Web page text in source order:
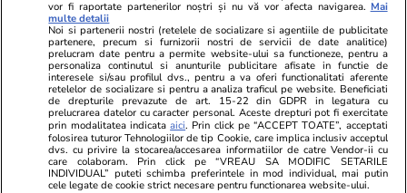
Citește mai multe
TRENDING
Horoscop 21:50
Horoscop 9 iulie 2026. Săgetătorii este posibil
vor fi raportate partenerilor noștri și nu vă vor afecta navigarea. Mai
multe detalii
Noi si partenerii nostri (retelele de socializare si agentiile de publicitate
partenere, precum si furnizorii nostri de servicii de date analitice)
prelucram date pentru a permite website-ului sa functioneze, pentru a
personaliza continutul si anunturile publicitare afisate in functie de
interesele si/sau profilul dvs., pentru a va oferi functionalitati aferente
retelelor de socializare si pentru a analiza traficul pe website. Beneficiati
de drepturile prevazute de art. 15-22 din GDPR in legatura cu
prelucrarea datelor cu caracter personal. Aceste drepturi pot fi exercitate
prin modalitatea indicataaici. Prin click pe “ACCEPT TOATE”, acceptati
folosirea tuturor Tehnologiilor de tip Cookie, care implica inclusiv acceptul
dvs. cu privire la stocarea/accesarea informatiilor de catre Vendor-ii cu
care colaboram. Prin click pe “VREAU SA MODIFIC SETARILE
INDIVIDUAL” puteti schimba preferintele in mod individual, mai putin
cele legate de cookie strict necesare pentru functionarea website-ului.